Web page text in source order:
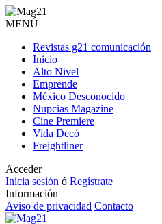
MENÚ
Revistas g21 comunicación
Inicio
Alto Nivel
Emprende
México Desconocido
Nupcias Magazine
Cine Premiere
Vida Decó
Freightliner
Acceder
Inicia sesión ó Regístrate
Información
Aviso de privacidad Contacto